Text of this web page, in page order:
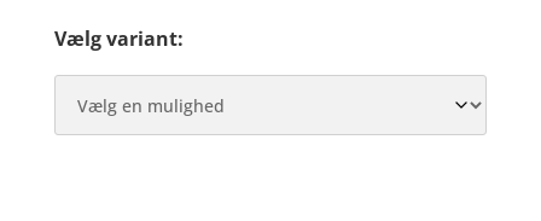
Vælg variant: